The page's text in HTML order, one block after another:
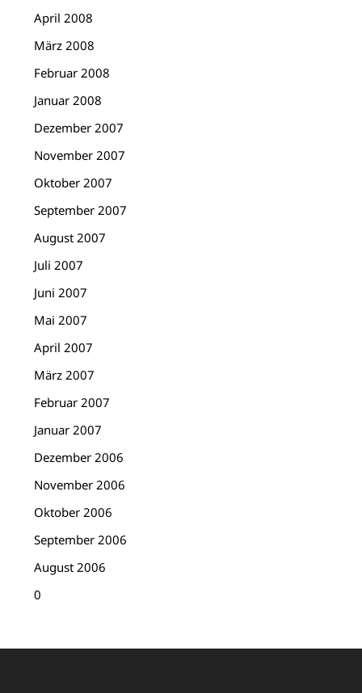
April 2008
März 2008
Februar 2008
Januar 2008
Dezember 2007
November 2007
Oktober 2007
September 2007
August 2007
Juli 2007
Juni 2007
Mai 2007
April 2007
März 2007
Februar 2007
Januar 2007
Dezember 2006
November 2006
Oktober 2006
September 2006
August 2006
0